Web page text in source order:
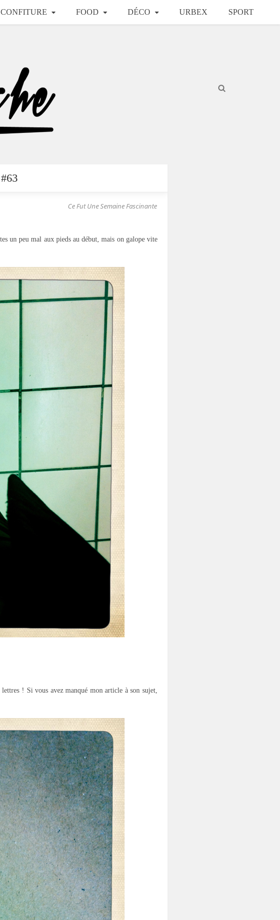
FOOD DÉCO URBEX SPORT
Ce Fut Une Semaine Fascinante
un peu mal aux pieds au début, mais on galope vite
! Si vous avez manqué mon article à son sujet,